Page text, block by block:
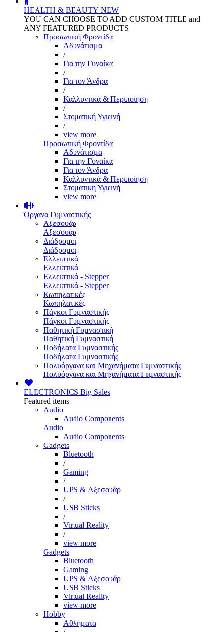
HEALTH & BEAUTY NEW
YOU CAN CHOOSE TO ADD CUSTOM TITLE and
ANY FEATURED PRODUCTS
Προσωπική Φροντίδα
Αδυνάτισμα
/
Για την Γυναίκα
/
Για τον Άνδρα
/
Καλλυντικά & Περιποίηση
/
Στοματική Υγιεινή
/
view more
Προσωπική Φροντίδα
Αδυνάτισμα
Για την Γυναίκα
Για τον Άνδρα
Καλλυντικά & Περιποίηση
Στοματική Υγιεινή
view more
Όργανα Γυμναστικής
Αξεσουάρ
Αξεσουάρ
Διάδρομοι
Διάδρομοι
Ελλειπτικά
Ελλειπτικά
Ελλειπτικά - Stepper
Ελλειπτικά - Stepper
Κωπηλατικές
Κωπηλατικές
Πάγκοι Γυμναστικής
Πάγκοι Γυμναστικής
Παθητική Γυμναστική
Παθητική Γυμναστική
Ποδήλατα Γυμναστικής
Ποδήλατα Γυμναστικής
Πολυόργανα και Μηχανήματα Γυμναστικής
Πολυόργανα και Μηχανήματα Γυμναστικής
ELECTRONICS Big Sales
Featured items
Audio
Audio Components
Audio
Audio Components
Gadgets
Bluetooth
/
Gaming
/
UPS & Αξεσουάρ
/
USB Sticks
/
Virtual Reality
/
view more
Gadgets
Bluetooth
Gaming
UPS & Αξεσουάρ
USB Sticks
Virtual Reality
view more
Hobby
Αθλήματα